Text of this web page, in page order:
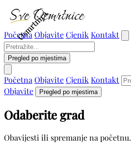
Početna ObjaviteCjenik Kontakt
Pregled po mjestima
Početna ObjaviteCjenik Kontakt
Objavite
Pregled po mjestima
Odaberite grad
Obavijesti ili spremanje na početnu.
Osmrtnica
Osmrtnica